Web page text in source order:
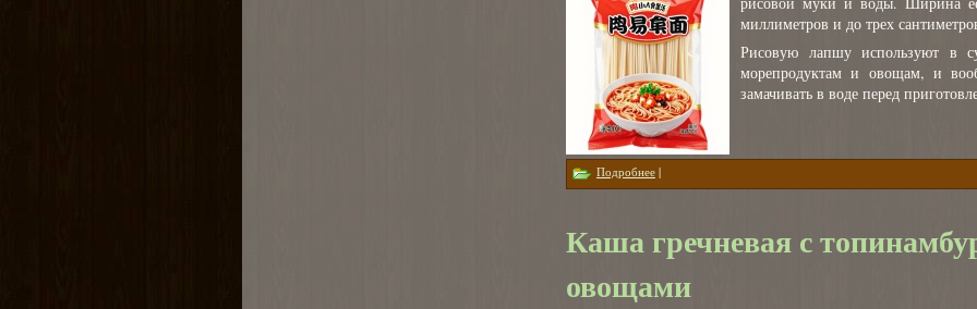
миллиметров и до трех
Рисовую лапшу используют в
морепродуктам и овощам, и
замачивать в воде перед
Подробнее о Рисовая лапша AROY-D
|
Каша гречневая с
овощами